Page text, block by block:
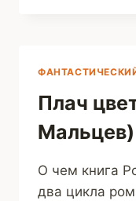
Плач
Мальцев)
О чем книга
два цикла